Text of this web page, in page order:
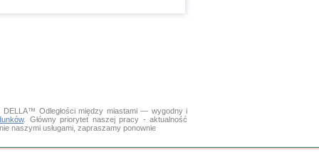
DELLA™ Odległości między miastami— wygodny i
. Główny priorytet naszej pracy - aktualność
naszymi usługami, zapraszamy ponownie